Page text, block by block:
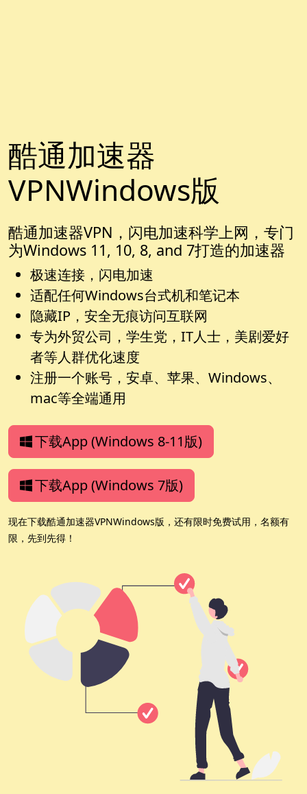
酷通加速器
VPNWindows版
酷通加速器VPN，闪电加速科学上网，专门
为Windows 11, 10, 8, and 7打造的加速器
极速连接，闪电加速
适配任何Windows台式机和笔记本
隐藏IP，安全无痕访问互联网
专为外贸公司，学生党，IT人士，美剧爱好
者等人群优化速度
注册一个账号，安卓、苹果、Windows、
mac等全端通用
下载App (Windows 8-11版)
下载App (Windows 7版)
现在下载酷通加速器VPNWindows版，还有限时免费试用，名额有
限，先到先得！